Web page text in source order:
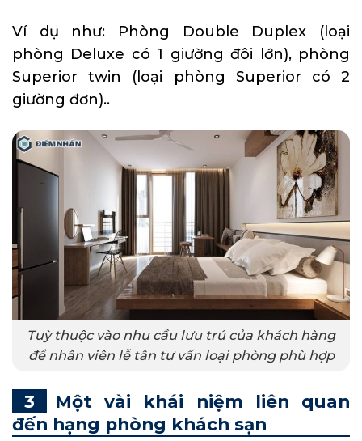
Ví dụ như: Phòng Double Duplex (loại
phòng Deluxe có 1 giường đôi lớn), phòng
Superior twin (loại phòng Superior có 2
giường đơn)..
Tuỳ thuộc vào nhu cầu lưu trú của khách hàng
để nhân viên lễ tân tư vấn loại phòng phù hợp
Một vài khái niệm liên quan
đến hạng phòng khách sạn